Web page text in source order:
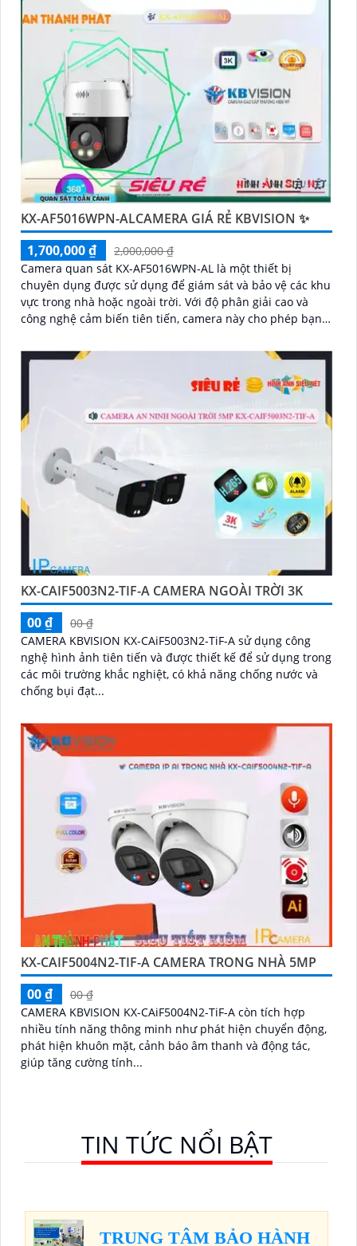
KX-AF5016WPN-ALCAMERA GIÁ RẺ KBVISION ✨
1,700,000 ₫
2,000,000 ₫
Camera quan sát KX-AF5016WPN-AL là một thiết bị
chuyên dụng được sử dụng để giám sát và bảo vệ các khu
vực trong nhà hoặc ngoài trời. Với độ phân giải cao và
công nghệ cảm biến tiên tiến, camera này cho phép bạn
KX-CAIF5003N2-TIF-A CAMERA NGOÀI TRỜI 3K
00 ₫
00 ₫
CAMERA KBVISION KX-CAiF5003N2-TiF-A sử dụng công
nghệ hình ảnh tiên tiến và được thiết kế để sử dụng trong
các môi trường khắc nghiệt, có khả năng chống nước và
chống bụi đạt...
KX-CAIF5004N2-TIF-A CAMERA TRONG NHÀ 5MP
00 ₫
00 ₫
CAMERA KBVISION KX-CAiF5004N2-TiF-A còn tích hợp
nhiều tính năng thông minh như phát hiện chuyển động,
phát hiện khuôn mặt, cảnh báo âm thanh và động tác,
giúp tăng cường tính...
TIN TỨC NỔI BẬT
TRUNG TÂM BẢO HÀNH